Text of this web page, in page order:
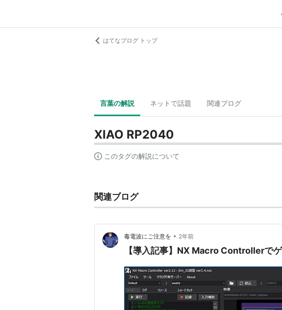
はてなブログ トップ
言葉の解説 ネットで話題 関連ブログ
XIAO RP2040
このタグの解説について
関連ブログ
毒電波にご注意を • 2年前
【導入記事】NX Macro Controllerで